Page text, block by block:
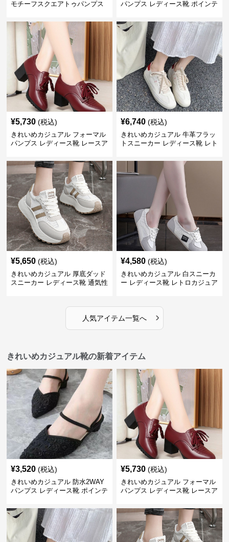
モチーフスクエアトゥパンプス
パンプス レディース靴 ポインテ
ウェッジソール 滑りにくい 浅口
シューズ
¥5,730 (税込)
きれいめカジュアル フォーマル
パンプス レディース靴 レースア
ーズ お呼ばれ・結婚式
¥6,740 (税込)
きれいめカジュアル 牛革フラッ
トスニーカー レディース靴 レト
グシューズ風 レースアップ 白ス
¥5,650 (税込)
きれいめカジュアル 厚底ダッド
スニーカー レディース靴 通気性
¥4,580 (税込)
きれいめカジュアル 白スニーカ
ー レディース靴 レトロカジュア
人気アイテム一覧へ ›
きれいめカジュアル靴の新着アイテム
¥3,520 (税込)
きれいめカジュアル 防水2WAY
パンプス レディース靴 ポインテ
ウェッジソール 滑りにくい 浅口
シューズ
¥5,730 (税込)
きれいめカジュアル フォーマル
パンプス レディース靴 レースア
ーズ お呼ばれ・結婚式